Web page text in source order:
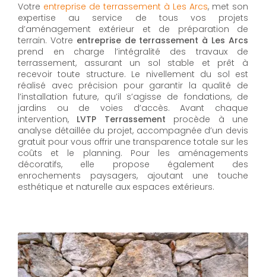
Votre entreprise de terrassement à Les Arcs, met son
expertise au service de tous vos projets
d’aménagement extérieur et de préparation de
terrain. Votre entreprise de terrassement à Les Arcs
prend en charge l’intégralité des travaux de
terrassement, assurant un sol stable et prêt à
recevoir toute structure. Le nivellement du sol est
réalisé avec précision pour garantir la qualité de
l’installation future, qu’il s’agisse de fondations, de
jardins ou de voies d’accès. Avant chaque
intervention, LVTP Terrassement procède à une
analyse détaillée du projet, accompagnée d’un devis
gratuit pour vous offrir une transparence totale sur les
coûts et le planning. Pour les aménagements
décoratifs, elle propose également des
enrochements paysagers, ajoutant une touche
esthétique et naturelle aux espaces extérieurs.